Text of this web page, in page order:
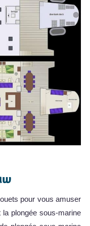
pour vous amuser
la plongée sous-marine